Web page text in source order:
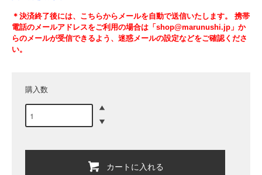
＊決済終了後には、こちらからメールを自動で送信いたします。 携帯
電話のメールアドレスをご利用の場合は「shop@marunushi.jp」か
らのメールが受信できるよう、迷惑メールの設定などをご確認くださ
い。
購入数
カートに入れる